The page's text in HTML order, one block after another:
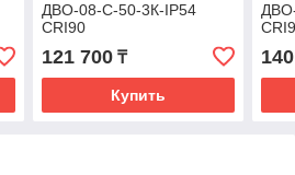
ДВО-08-С-50-3К-IP54
CRI90
121 700₸
Купить